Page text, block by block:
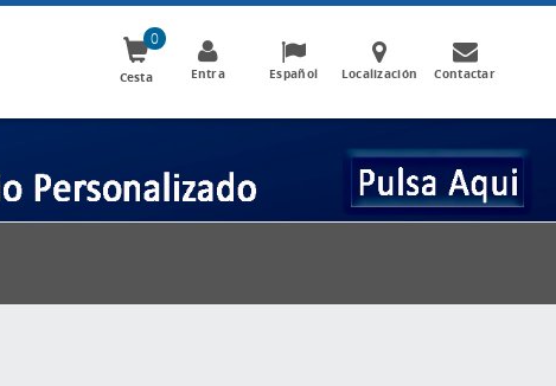
Cesta
0
Entra Español Localización Contactar